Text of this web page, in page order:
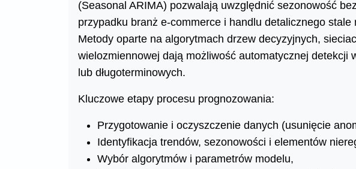
(Seasonal ARIMA) pozwalają uwzględnić sezonowość
przypadku branż e-commerce i handlu detalicznego stale
Metody oparte na algorytmach drzew decyzyjnych,
wielozmiennowej dają możliwość automatycznej detekcji
lub długoterminowych.
Kluczowe etapy procesu prognozowania:
Przygotowanie i oczyszczenie danych (usunięcie
Identyfikacja trendów, sezonowości i elementów
Wybór algorytmów i parametrów modelu,